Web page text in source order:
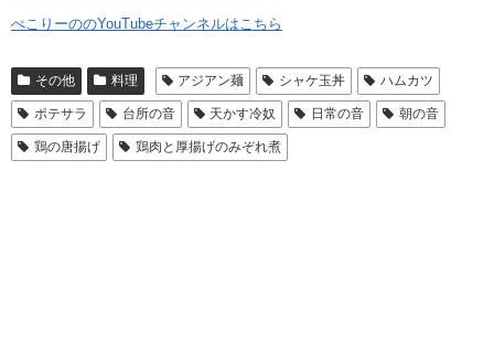
ぺこりーののYouTubeチャンネルはこちら
その他 料理 アジアン麺 シャケ玉丼 ハムカツ
ポテサラ 台所の音 天かす冷奴 日常の音 朝の音
鶏の唐揚げ 鶏肉と厚揚げのみぞれ煮